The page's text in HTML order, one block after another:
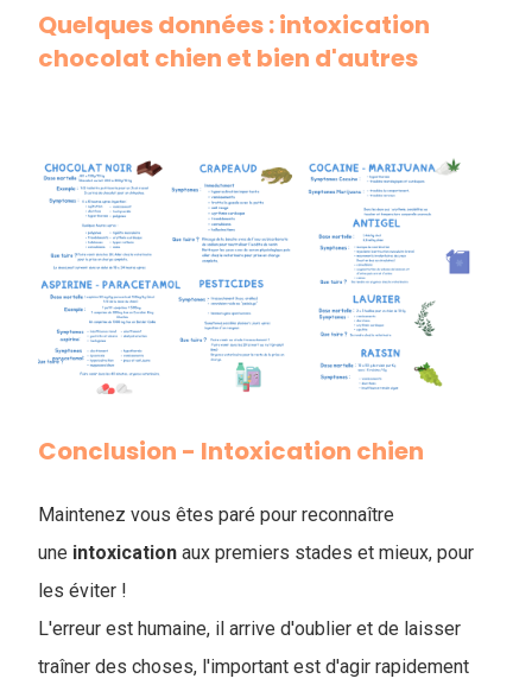
Quelques données : intoxication
chocolat chien et bien d'autres
Conclusion - Intoxication chien
Maintenez vous êtes paré pour reconnaître
une intoxication aux premiers stades et mieux, pour
les éviter !
L'erreur est humaine, il arrive d'oublier et de laisser
traîner des choses, l'important est d'agir rapidement